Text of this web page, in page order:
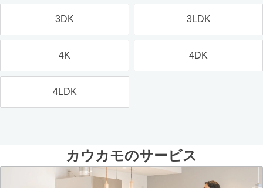
3DK 3LDK
4K 4DK
4LDK
カウカモのサービス